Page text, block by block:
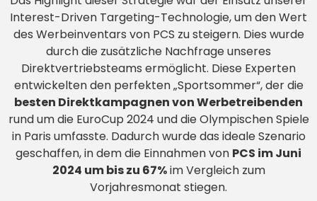
Interest-Driven Targeting-Technologie, um den Wert
des Werbeinventars von PCS zu steigern. Dies wurde
durch die zusätzliche Nachfrage unseres
Direktvertriebsteams ermöglicht. Diese Experten
entwickelten den perfekten „Sportsommer“, der die
besten Direktkampagnen von Werbetreibenden
rund um die EuroCup 2024 und die Olympischen Spiele
in Paris umfasste. Dadurch wurde das ideale Szenario
geschaffen, in dem die Einnahmen von PCS im Juni
2024 um bis zu 67%im Vergleich zum
Vorjahresmonat stiegen.